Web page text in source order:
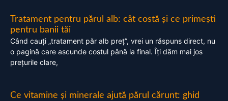
Tratament pentru părul alb: cât costă și ce primești
pentru banii tăi
Când cauți „tratament păr alb preț”, vrei un răspuns direct, nu
o pagină care ascunde costul până la final. Îți dăm mai jos
prețurile clare,
Ce vitamine și minerale ajută părul cărunt: ghid